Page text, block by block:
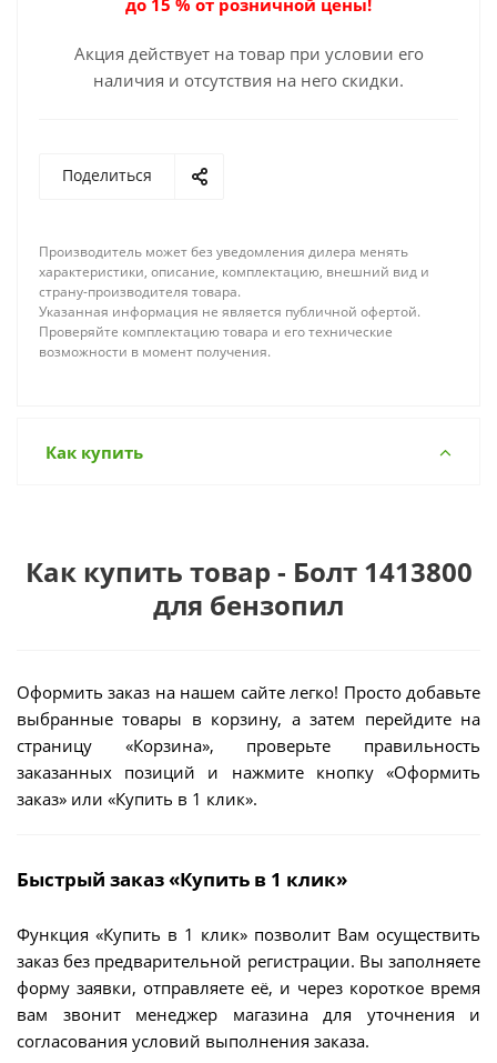
до 15 % от розничной цены!
Акция действует на товар при условии его
наличия и отсутствия на него скидки.
Поделиться
Производитель может без уведомления дилера менять
характеристики, описание, комплектацию, внешний вид и
страну-производителя товара.
Указанная информация не является публичной офертой.
Проверяйте комплектацию товара и его технические
возможности в момент получения.
Как купить
Как купить товар - Болт 1413800
для бензопил
Оформить заказ на нашем сайте легко! Просто добавьте
выбранные товары в корзину, а затем перейдите на
страницу «Корзина», проверьте правильность
заказанных позиций и нажмите кнопку «Оформить
заказ» или «Купить в 1 клик».
Быстрый заказ «Купить в 1 клик»
Функция «Купить в 1 клик» позволит Вам осуществить
заказ без предварительной регистрации. Вы заполняете
форму заявки, отправляете её, и через короткое время
вам звонит менеджер магазина для уточнения и
согласования условий выполнения заказа.